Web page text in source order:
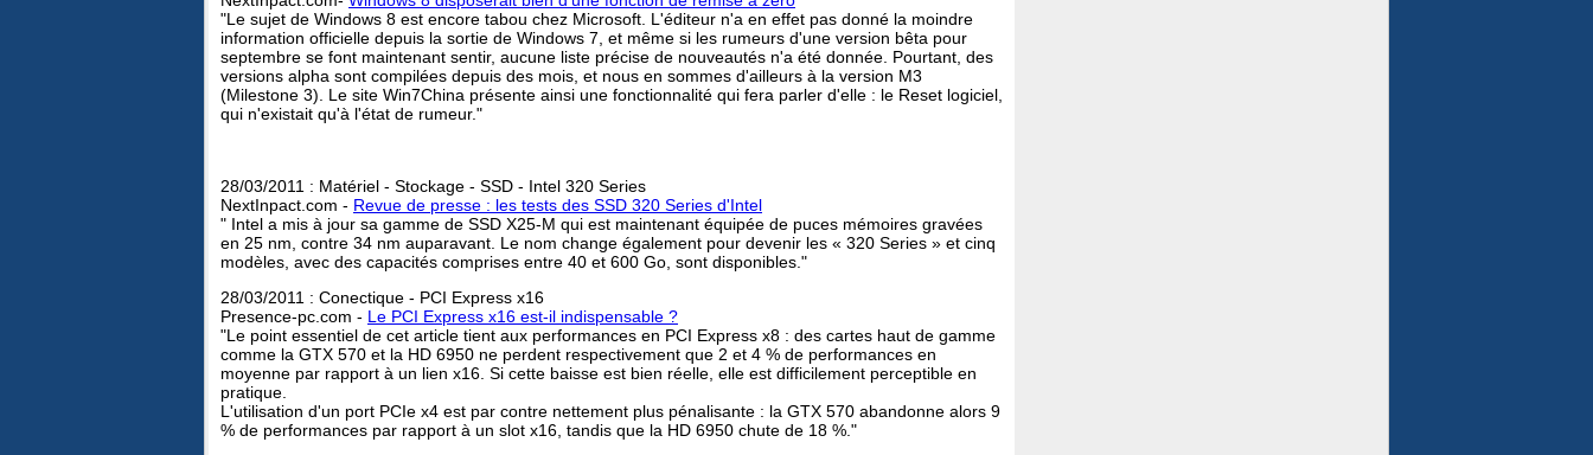
"Le sujet de Windows 8 est encore tabou chez Microsoft. L'éditeur n'a en effet pas donné la moindre
information officielle depuis la sortie de Windows 7, et même si les rumeurs d'une version bêta pour
septembre se font maintenant sentir, aucune liste précise de nouveautés n'a été donnée. Pourtant, des
versions alpha sont compilées depuis des mois, et nous en sommes d'ailleurs à la version M3
(Milestone 3). Le site Win7China présente ainsi une fonctionnalité qui fera parler d'elle : le Reset logiciel,
qui n'existait qu'à l'état de rumeur."
28/03/2011 : Matériel - Stockage - SSD - Intel 320 Series
NextInpact.com - Revue de presse : les tests des SSD 320 Series d'Intel
" Intel a mis à jour sa gamme de SSD X25-M qui est maintenant équipée de puces mémoires gravées
en 25 nm, contre 34 nm auparavant. Le nom change également pour devenir les « 320 Series » et cinq
modèles, avec des capacités comprises entre 40 et 600 Go, sont disponibles."
28/03/2011 : Conectique - PCI Express x16
Presence-pc.com - Le PCI Express x16 est-il indispensable ?
"Le point essentiel de cet article tient aux performances en PCI Express x8 : des cartes haut de gamme
comme la GTX 570 et la HD 6950 ne perdent respectivement que 2 et 4 % de performances en
moyenne par rapport à un lien x16. Si cette baisse est bien réelle, elle est difficilement perceptible en
pratique.
L'utilisation d'un port PCIe x4 est par contre nettement plus pénalisante : la GTX 570 abandonne alors 9
% de performances par rapport à un slot x16, tandis que la HD 6950 chute de 18 %."